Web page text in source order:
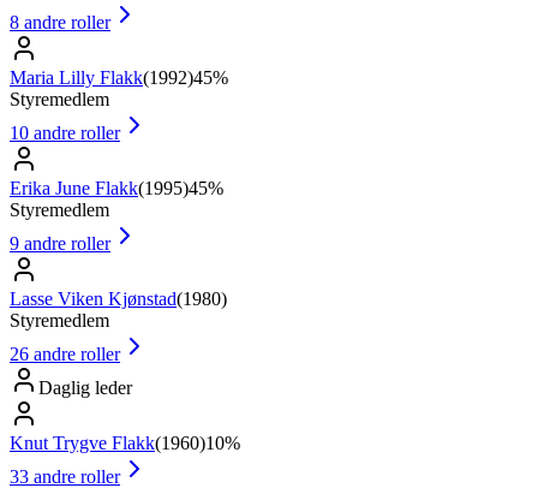
8 andre roller
Maria Lilly Flakk(1992)45%
Styremedlem
10 andre roller
Erika June Flakk(1995)45%
Styremedlem
9 andre roller
Lasse Viken Kjønstad(1980)
Styremedlem
26 andre roller
Daglig leder
Knut Trygve Flakk(1960)10%
33 andre roller